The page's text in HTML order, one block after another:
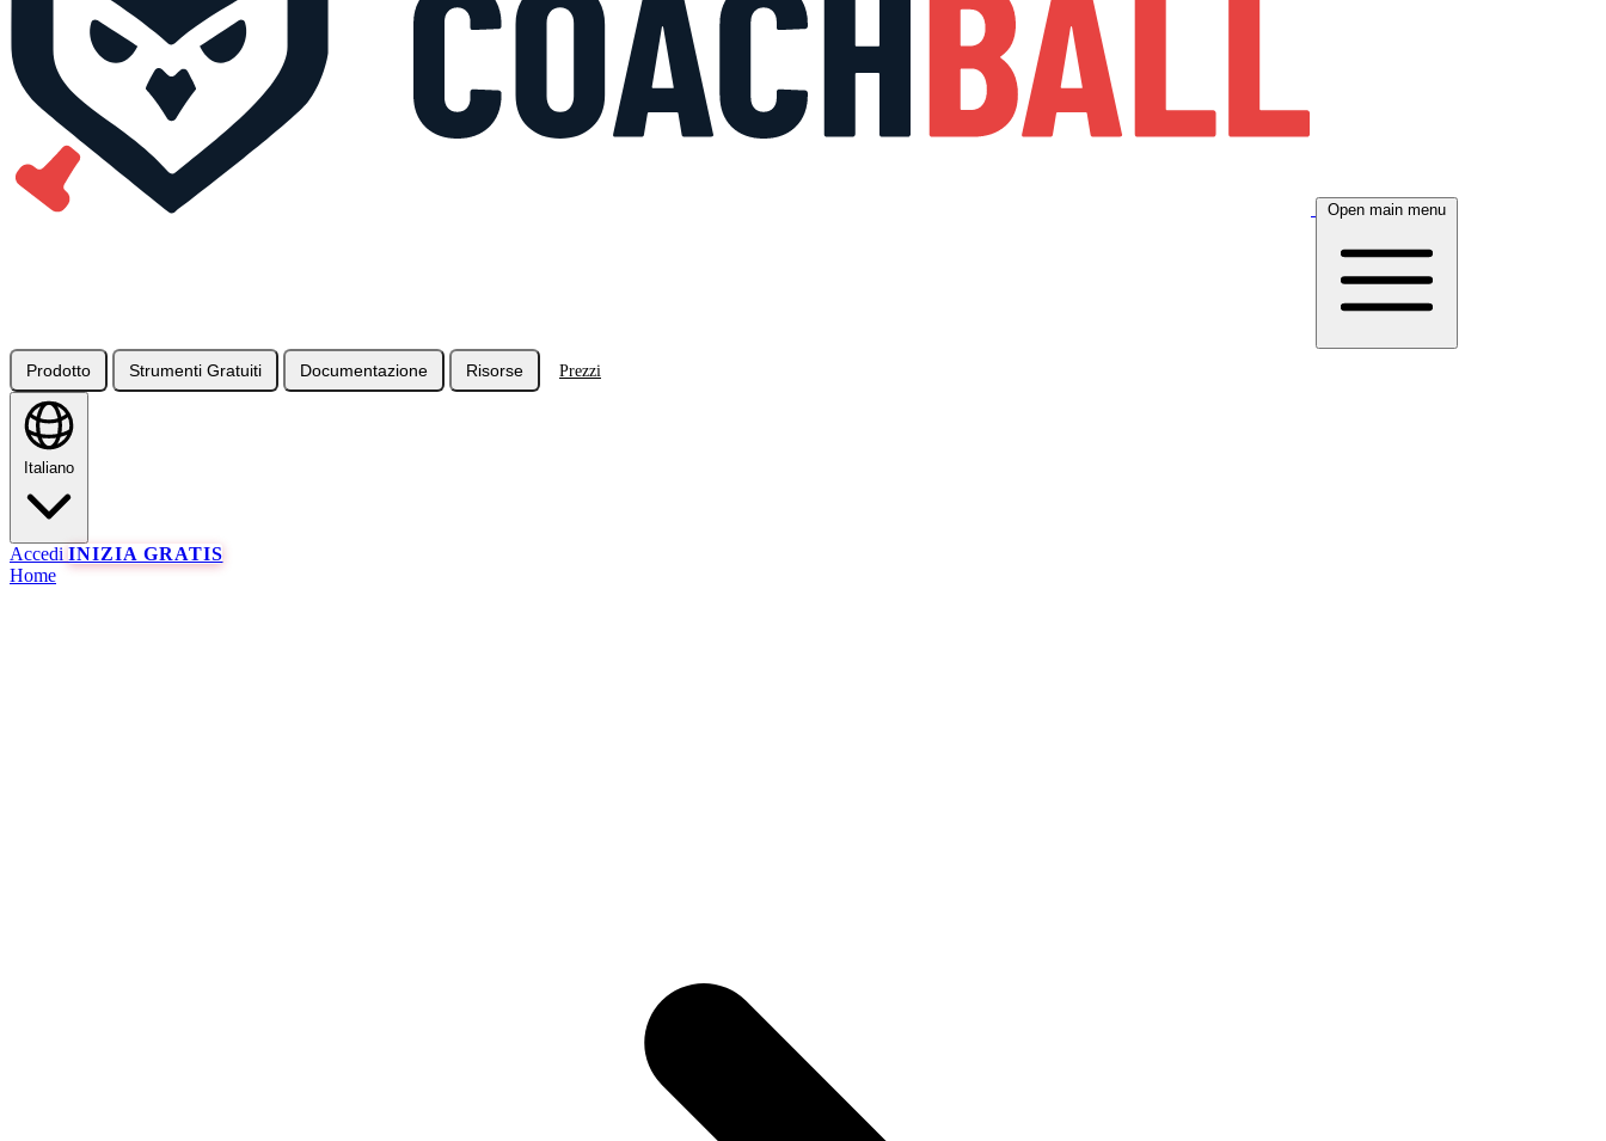
Open main menu
Prodotto Strumenti Gratuiti Documentazione Risorse Prezzi
Italiano
Accedi INIZIA GRATIS
Home